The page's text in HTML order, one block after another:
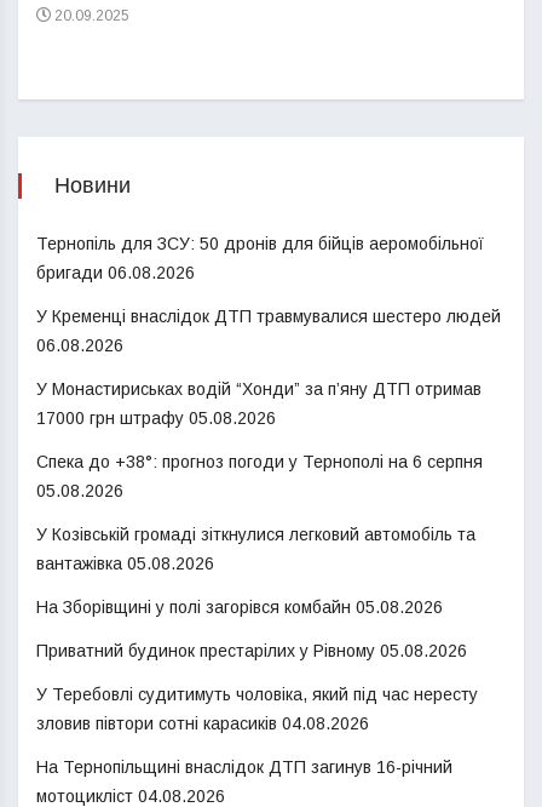
20.09.2025
Новини
Тернопіль для ЗСУ: 50 дронів для бійців аеромобільної
бригади 06.08.2026
У Кременці внаслідок ДТП травмувалися шестеро людей
06.08.2026
У Монастириськах водій “Хонди” за п’яну ДТП отримав
17000 грн штрафу 05.08.2026
Спека до +38°: прогноз погоди у Тернополі на 6 серпня
05.08.2026
У Козівській громаді зіткнулися легковий автомобіль та
вантажівка 05.08.2026
На Зборівщині у полі загорівся комбайн 05.08.2026
Приватний будинок престарілих у Рівному 05.08.2026
У Теребовлі судитимуть чоловіка, який під час нересту
зловив півтори сотні карасиків 04.08.2026
На Тернопільщині внаслідок ДТП загинув 16-річний
мотоцикліст 04.08.2026